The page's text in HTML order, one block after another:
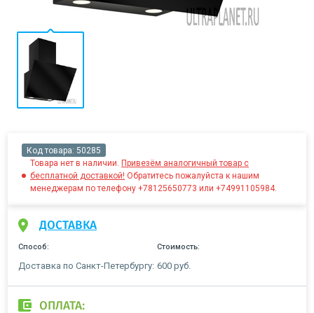
Код товара: 50285
Товара нет в наличии. Привезём аналогичный товар с
бесплатной доставкой! Обратитесь пожалуйста к нашим
менеджерам по телефону +78125650773 или +74991105984.
ДОСТАВКА
Способ: Стоимость:
Доставка по Санкт-Петербургу: 600 руб.
ОПЛАТА: